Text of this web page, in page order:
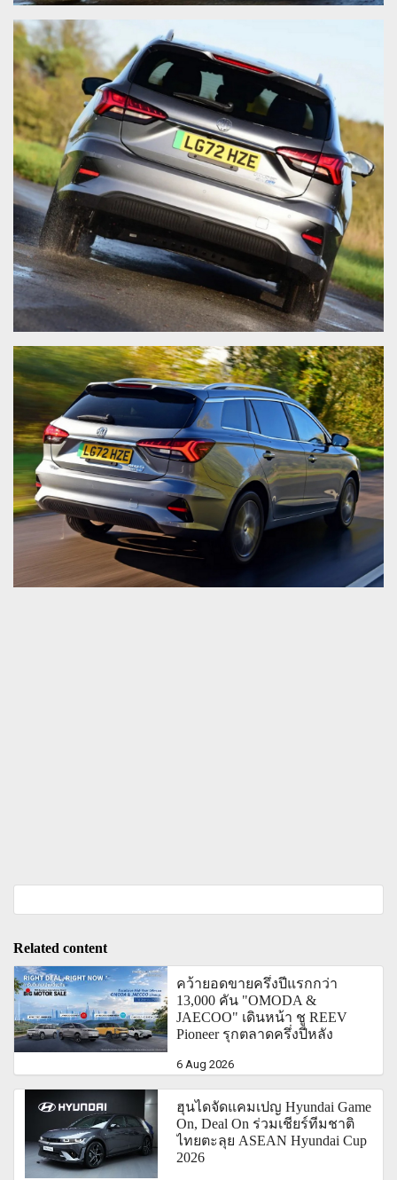
Related content
คว้ายอดขายครึ่งปีแรกกว่า
13,000 คัน "OMODA &
JAECOO" เดินหน้า ชู REEV
Pioneer รุกตลาดครึ่งปีหลัง
6 Aug 2026
ฮุนไดจัดแคมเปญ Hyundai Game
On, Deal On ร่วมเชียร์ทีมชาติ
ไทยตะลุย ASEAN Hyundai Cup
2026